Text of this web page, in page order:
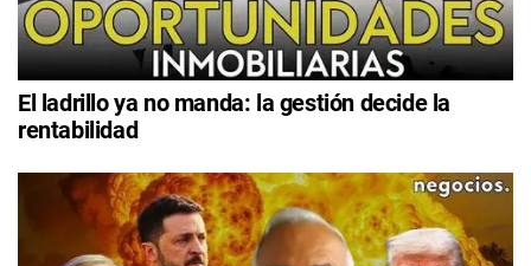
El ladrillo ya no manda: la gestión decide la
rentabilidad